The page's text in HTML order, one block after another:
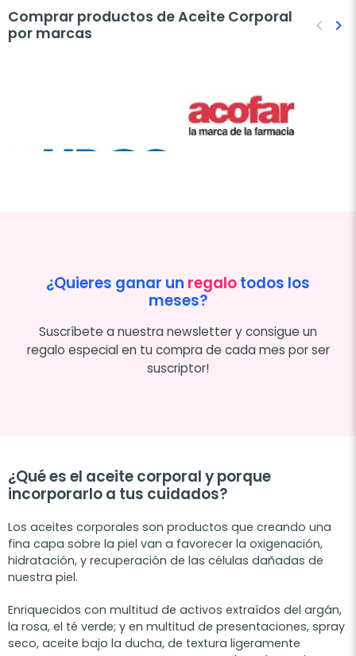
Comprar productos de Aceite Corporal
por marcas
keyboard_arrow_left keyboard_arrow_right
¿Quieres ganar un regalotodos los
meses?
Suscríbete a nuestra newsletter y consigue un
regalo especial en tu compra de cada mes por ser
suscriptor!
¿Qué es el aceite corporal y porque
incorporarlo a tus cuidados?
Los aceites corporales son productos que creando una
fina capa sobre la piel van a favorecer la oxigenación,
hidratación, y recuperación de las células dañadas de
nuestra piel.
Enriquecidos con multitud de activos extraídos del argán,
la rosa, el té verde; y en multitud de presentaciones, spray
seco, aceite bajo la ducha, de textura ligeramente